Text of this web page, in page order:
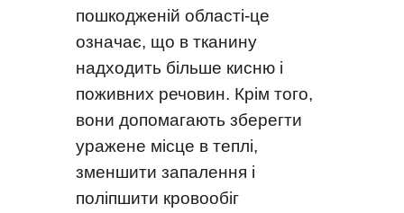
пошкодженій області-це
означає, що в тканину
надходить більше кисню і
поживних речовин. Крім того,
вони допомагають зберегти
уражене місце в теплі,
зменшити запалення і
поліпшити кровообіг